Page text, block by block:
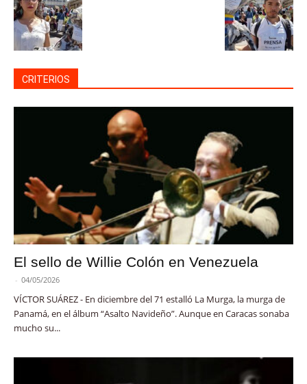
CRITERIOS
El sello de Willie Colón en Venezuela
- 04/05/2026
VÍCTOR SUÁREZ - En diciembre del 71 estalló La Murga, la murga de
Panamá, en el álbum “Asalto Navideño”. Aunque en Caracas sonaba
mucho su...